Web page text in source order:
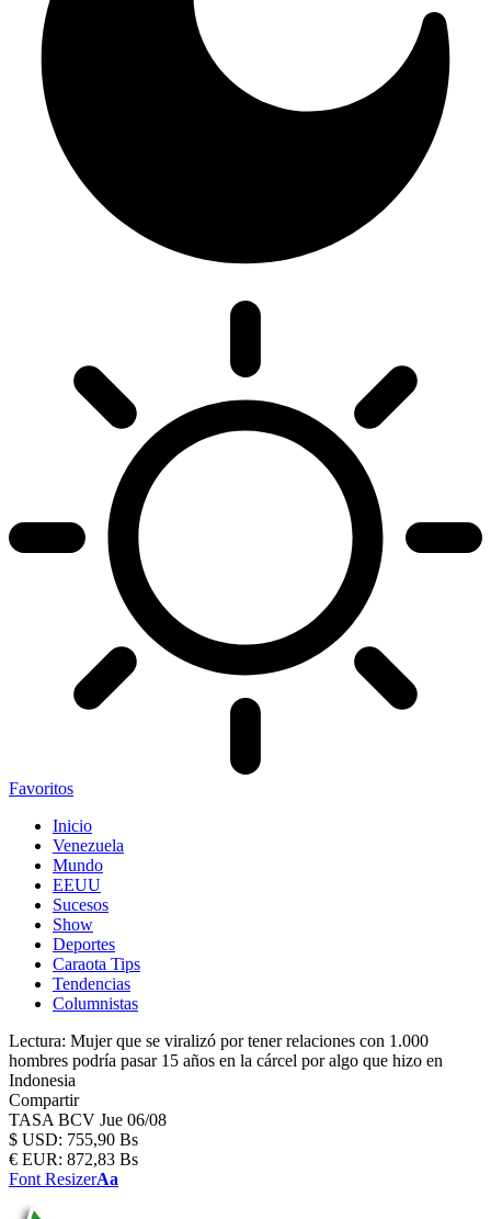
Favoritos
Inicio
Venezuela
Mundo
EEUU
Sucesos
Show
Deportes
Caraota Tips
Tendencias
Columnistas
Lectura: Mujer que se viralizó por tener relaciones con 1.000
hombres podría pasar 15 años en la cárcel por algo que hizo en
Indonesia
Compartir
TASA BCV Jue 06/08
$ USD: 755,90 Bs
€ EUR: 872,83 Bs
Font ResizerAa